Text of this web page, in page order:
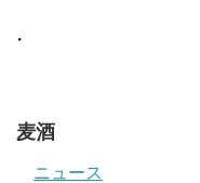
・
麦酒
ニュース